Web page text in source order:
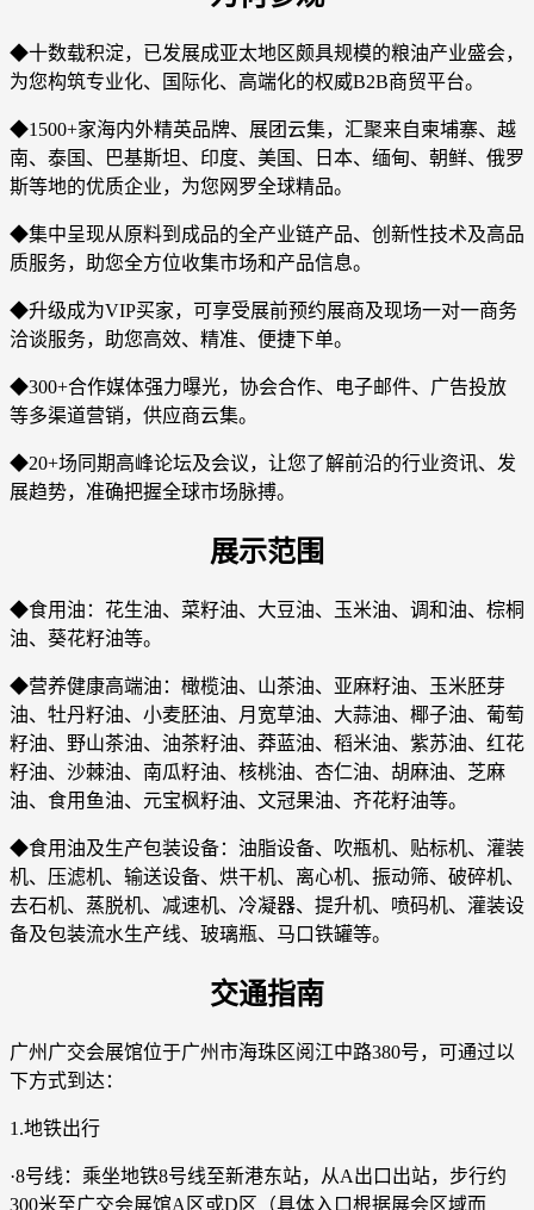
◆十数载积淀，已发展成亚太地区颇具规模的粮油产业盛会，
为您构筑专业化、国际化、高端化的权威B2B商贸平台。
◆1500+家海内外精英品牌、展团云集，汇聚来自柬埔寨、越
南、泰国、巴基斯坦、印度、美国、日本、缅甸、朝鲜、俄罗
斯等地的优质企业，为您网罗全球精品。
◆集中呈现从原料到成品的全产业链产品、创新性技术及高品
质服务，助您全方位收集市场和产品信息。
◆升级成为VIP买家，可享受展前预约展商及现场一对一商务
洽谈服务，助您高效、精准、便捷下单。
◆300+合作媒体强力曝光，协会合作、电子邮件、广告投放
等多渠道营销，供应商云集。
◆20+场同期高峰论坛及会议，让您了解前沿的行业资讯、发
展趋势，准确把握全球市场脉搏。
展示范围
◆食用油：花生油、菜籽油、大豆油、玉米油、调和油、棕桐
油、葵花籽油等。
◆营养健康高端油：橄榄油、山茶油、亚麻籽油、玉米胚芽
油、牡丹籽油、小麦胚油、月宽草油、大蒜油、椰子油、葡萄
籽油、野山茶油、油茶籽油、莽蓝油、稻米油、紫苏油、红花
籽油、沙棘油、南瓜籽油、核桃油、杏仁油、胡麻油、芝麻
油、食用鱼油、元宝枫籽油、文冠果油、齐花籽油等。
◆食用油及生产包装设备：油脂设备、吹瓶机、贴标机、灌装
机、压滤机、输送设备、烘干机、离心机、振动筛、破碎机、
去石机、蒸脱机、减速机、冷凝器、提升机、喷码机、灌装设
备及包装流水生产线、玻璃瓶、马口铁罐等。
交通指南
广州广交会展馆位于广州市海珠区阅江中路380号，可通过以
下方式到达：
1.地铁出行
·8号线：乘坐地铁8号线至新港东站，从A出口出站，步行约
300米至广交会展馆A区或D区（具体入口根据展会区域而